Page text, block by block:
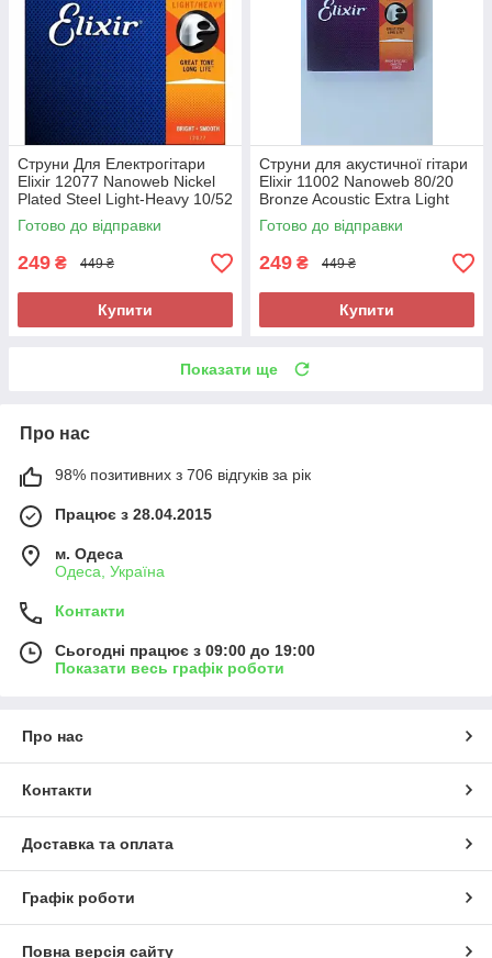
Струни Для Електрогітари
Elixir 12077 Nanoweb Nickel
Plated Steel Light-Heavy 10/52
Готово до відправки
249 ₴ 449 ₴
Купити
Струни для акустичної гітари
Elixir 11002 Nanoweb 80/20
Bronze Acoustic Extra Light
10/47 Bright & Smooth
Готово до відправки
249 ₴ 449 ₴
Купити
Показати ще
Про нас
98% позитивних з 706 відгуків за рік
Працює з 28.04.2015
м. Одеса
Одеса, Україна
Контакти
Сьогодні працює з 09:00 до 19:00
Показати весь графік роботи
Про нас
Контакти
Доставка та оплата
Графік роботи
Повна версія сайту